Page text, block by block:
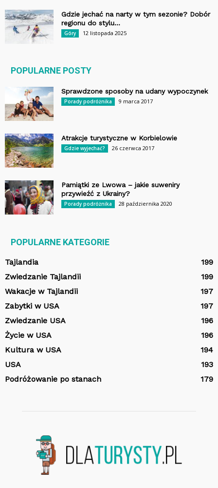
Gdzie jechać na narty w tym sezonie? Dobór
regionu do stylu...
Góry 12 listopada 2025
POPULARNE POSTY
Sprawdzone sposoby na udany wypoczynek
Porady podróżnika 9 marca 2017
Atrakcje turystyczne w Korbielowie
Gdzie wyjechać? 26 czerwca 2017
Pamiątki ze Lwowa – jakie suweniry
przywieźć z Ukrainy?
Porady podróżnika 28 października 2020
POPULARNE KATEGORIE
Tajlandia
199
Zwiedzanie Tajlandii
199
Wakacje w Tajlandii
197
Zabytki w USA
197
Zwiedzanie USA
196
Życie w USA
196
Kultura w USA
194
USA
193
Podróżowanie po stanach
179